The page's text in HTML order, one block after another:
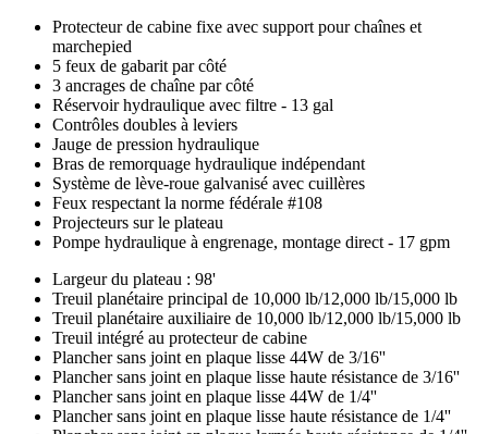
Configuration
standard
Protecteur de cabine fixe avec support pour chaînes et
marchepied
5 feux de gabarit par côté
3 ancrages de chaîne par côté
Réservoir hydraulique avec filtre - 13 gal
Contrôles doubles à leviers
Jauge de pression hydraulique
Bras de remorquage hydraulique indépendant
Système de lève-roue galvanisé avec cuillères
Feux respectant la norme fédérale #108
Projecteurs sur le plateau
Pompe hydraulique à engrenage, montage direct - 17 gpm
Options
disponibles
Largeur du plateau : 98'
Treuil planétaire principal de 10,000 lb/12,000 lb/15,000 lb
Treuil planétaire auxiliaire de 10,000 lb/12,000 lb/15,000 lb
Treuil intégré au protecteur de cabine
Plancher sans joint en plaque lisse 44W de 3/16''
Plancher sans joint en plaque lisse haute résistance de 3/16''
Plancher sans joint en plaque lisse 44W de 1/4''
Plancher sans joint en plaque lisse haute résistance de 1/4''